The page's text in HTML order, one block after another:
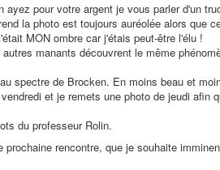
ayez pour votre argent je vous parler d'un
la photo est toujours auréolée alors que
MON ombre car j'étais peut-être l'élu !
manants découvrent le même
spectre de Brocken. En moins beau et
et je remets une photo de jeudi afin
du professeur Rolin.
prochaine rencontre, que je souhaite